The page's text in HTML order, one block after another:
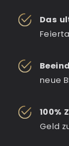
Das
neue
100%
Geld